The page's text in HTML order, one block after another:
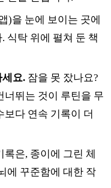
)을 눈에 보이는 곳에
식탁 위에 펼쳐 둔 책
세요. 잠을 못 잤나요?
너뛰는 것이 루틴을 무
보다 연속 기록이 더
은, 종이에 그린 체
에 꾸준함에 대한 작